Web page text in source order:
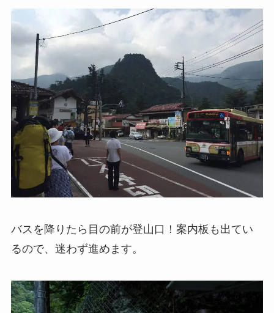
バスを降りたら目の前が登山口！案内板も出てい
るので、迷わず進めます。